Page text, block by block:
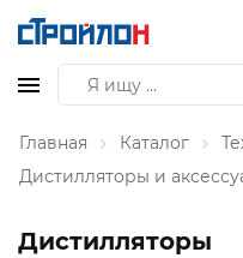
Главная Каталог
Дистилляторы и
Дистилляторы